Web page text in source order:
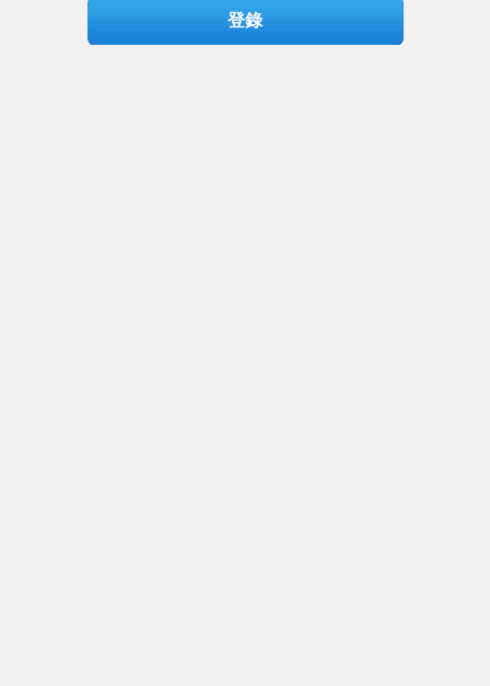
登錄